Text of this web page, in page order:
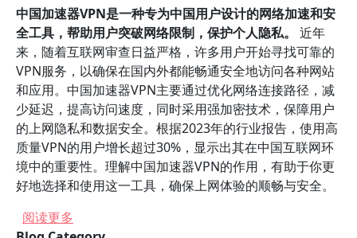
中国加速器VPN是一种专为中国用户设计的网络加速和安
全工具，帮助用户突破网络限制，保护个人隐私。
近年
来，随着互联网审查日益严格，许多用户开始寻找可靠的
VPN服务，以确保在国内外都能畅通安全地访问各种网站
和应用。中国加速器VPN主要通过优化网络连接路径，减
少延迟，提高访问速度，同时采用强加密技术，保障用户
的上网隐私和数据安全。根据2023年的行业报告，使用高
质量VPN的用户增长超过30%，显示出其在中国互联网环
境中的重要性。理解中国加速器VPN的作用，有助于你更
好地选择和使用这一工具，确保上网体验的顺畅与安全。
阅读更多